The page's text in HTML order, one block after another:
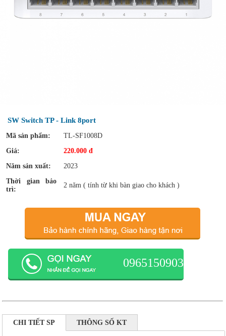
SW Switch TP - Link 8port
Mã sản phẩm:
TL-SF1008D
Giá:
220.000 đ
Năm sản xuất:
2023
Thời gian bảo
trì:
2 năm ( tính từ khi bàn giao cho khách )
0965150903
CHI TIẾT SP THÔNG SỐ KT